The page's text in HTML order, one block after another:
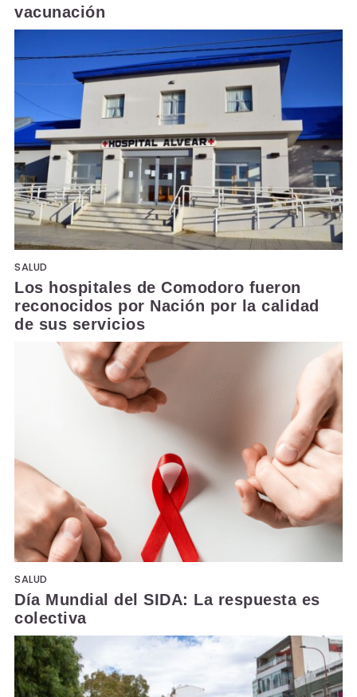
vacunación
SALUD
Los hospitales de Comodoro fueron
reconocidos por Nación por la calidad
de sus servicios
SALUD
Día Mundial del SIDA: La respuesta es
colectiva